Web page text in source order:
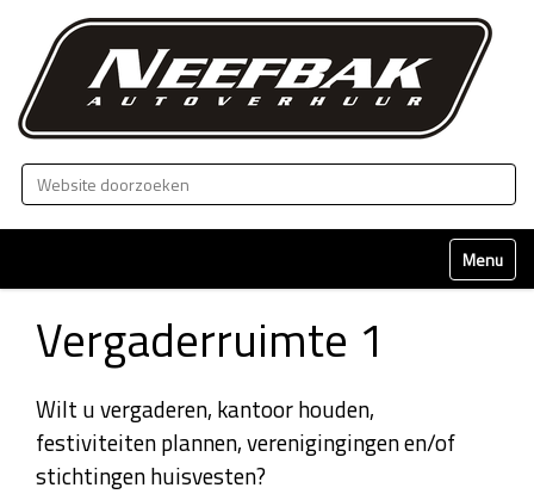
Zoek
Klap
Vergaderruimte 1
Wilt u vergaderen, kantoor houden,
festiviteiten plannen, verenigingingen en/of
stichtingen huisvesten?